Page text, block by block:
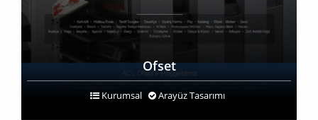
Ofset
Kurumsal Arayüz Tasarımı